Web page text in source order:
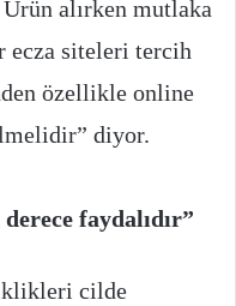
alırken mutlaka
ecza siteleri tercih
özellikle online
diyor.
faydalıdır”
cilde